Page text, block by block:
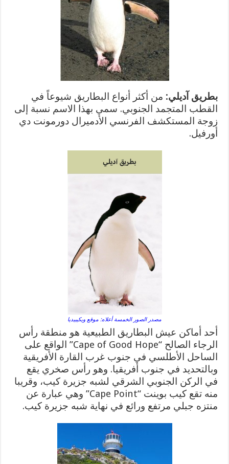
بطريق آديلي: من أكثر أنواع البطاريق شيوعاً في
القطب المتجمد الجنوبي. سمي بهذا الاسم نسبة إلى
زوجة المستكشف الفرنسي الأدميرال دورمونت دي
أورفيل.
مصدر الصور الخمسة أعلاه: موقع ويكيبيديا
أحد أماكن عيش البطاريق الطبيعية هو منطقة رأس
الرجاء الصالح “Cape of Good Hope” الواقع على
الساحل الأطلسي في جنوب غرب القارة الأفريقية
وبالتحديد في جنوب أفريقيا. وهو رأس صخري يقع
في الركن الجنوبي الشرقي لشبه جزيرة كيب، وقريبا
منه تقع كيب بوينت “Cape Point” وهي عبارة عن
منتزه جبلي مرتفع ورائع في نهاية شبه جزيرة كيب.